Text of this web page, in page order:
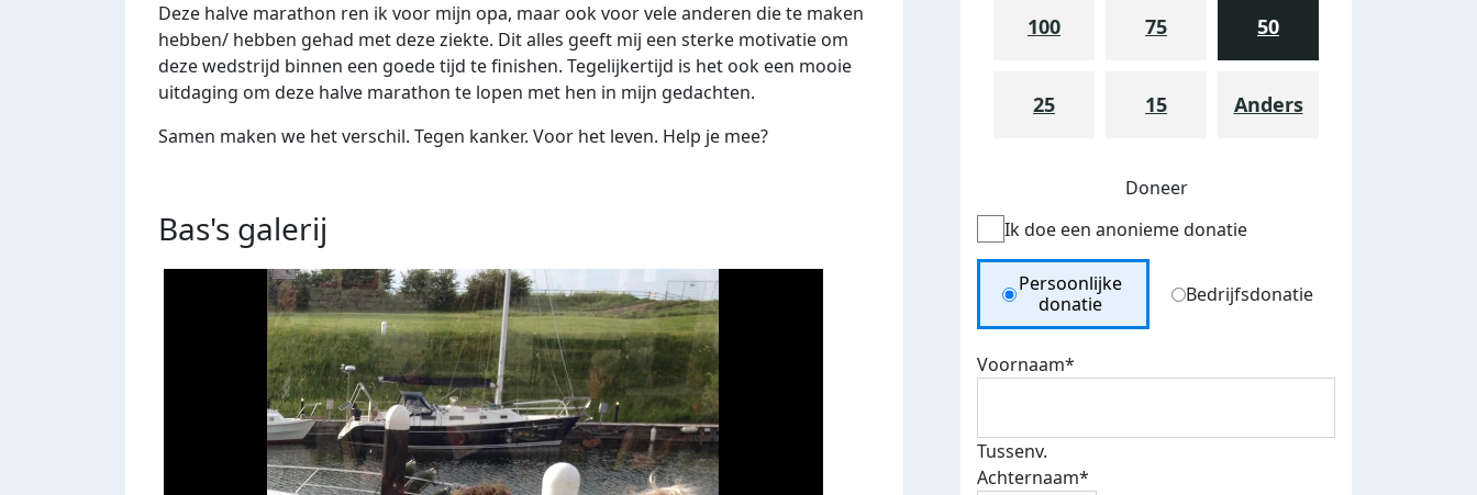
Deze halve marathon ren ik voor mijn opa, maar ook voor vele anderen die te maken
hebben/ hebben gehad met deze ziekte. Dit alles geeft mij een sterke motivatie om
deze wedstrijd binnen een goede tijd te finishen. Tegelijkertijd is het ook een mooie
uitdaging om deze halve marathon te lopen met hen in mijn gedachten.
Samen maken we het verschil. Tegen kanker. Voor het leven. Help je mee?
Bas's galerij
100 75 50
25 15 Anders
Doneer
Ik doe een anonieme donatie
Donation Type
Persoonlijke
donatie
Bedrijfsdonatie
Voornaam*
Tussenv.
Achternaam*